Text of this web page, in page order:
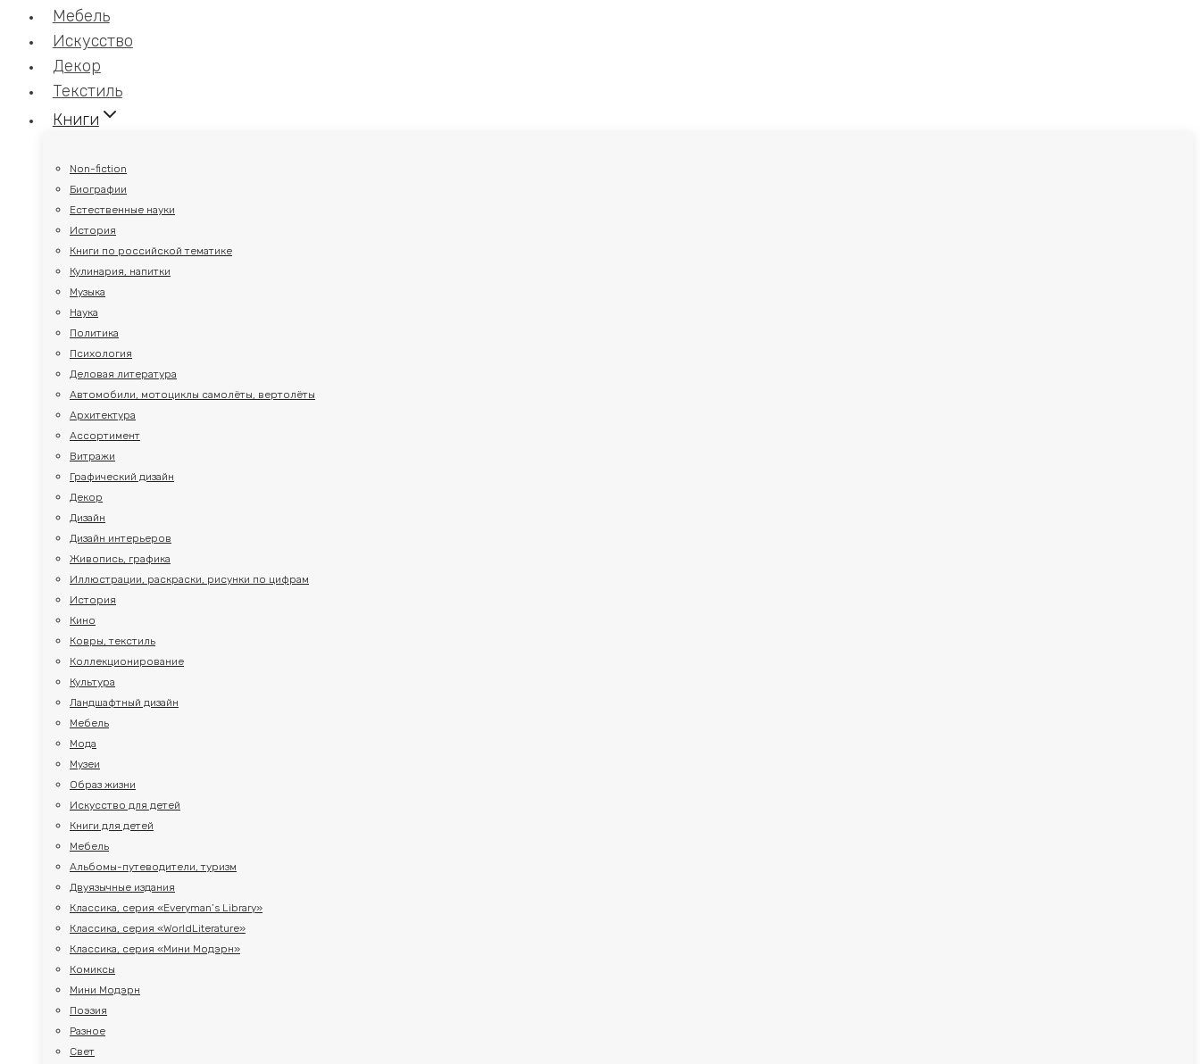
Мебель
Искусство
Декор
Текстиль
Книги
Non-fiction
Биографии
Естественные науки
История
Книги по российской тематике
Кулинария, напитки
Музыка
Наука
Политика
Психология
Деловая литература
Автомобили, мотоциклы самолёты, вертолёты
Архитектура
Ассортимент
Витражи
Графический дизайн
Декор
Дизайн
Дизайн интерьеров
Живопись, графика
Иллюстрации, раскраски, рисунки по цифрам
История
Кино
Ковры, текстиль
Коллекционирование
Культура
Ландшафтный дизайн
Мебель
Мода
Музеи
Образ жизни
Искусство для детей
Книги для детей
Мебель
Альбомы-путеводители, туризм
Двуязычные издания
Классика, серия «Everyman’s Library»
Классика, серия «WorldLiterature»
Классика, серия «Мини Модэрн»
Комиксы
Мини Модэрн
Поэзия
Разное
Свет